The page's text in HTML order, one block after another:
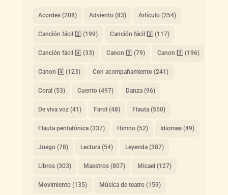
Acordes(208) Adviento(83) Artículo(254)
Canción fácil 2️⃣ (199) Canción fácil 3️⃣ (117)
Canción fácil 4️⃣ (33) Canon 2️⃣ (79) Canon 3️⃣ (196)
Canon 4️⃣ (123) Con acompañamiento(241)
Coral (53) Cuento(497) Danza(96)
De viva voz(41) Farol (48) Flauta(550)
Flauta pentatónica(337) Himno(52) Idiomas(49)
Juego(78) Lectura(54) Leyenda(387)
Libros(303) Maestros(807) Micael (127)
Movimiento(135) Música de teatro(159)